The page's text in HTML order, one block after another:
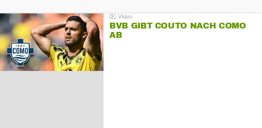
BVB GIBT COUTO NACH COMO
AB